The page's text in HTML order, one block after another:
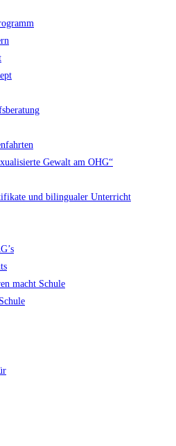
Gewalt am OHG“
und bilingualer Unterricht
macht Schule